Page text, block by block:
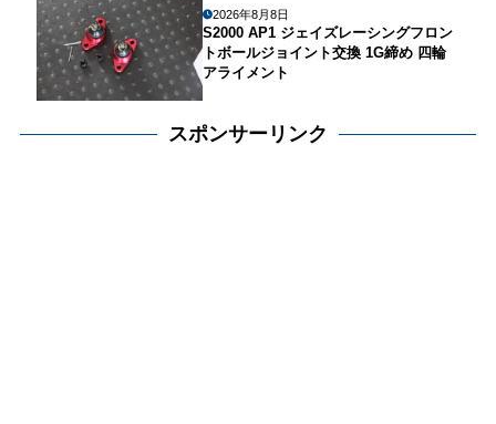
2026年8月8日
S2000 AP1 ジェイズレーシングフロン
トボールジョイント交換 1G締め 四輪
アライメント
スポンサーリンク